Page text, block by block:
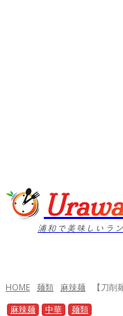
浦和で美味しいラ
HOME 麺類 麻辣麺
【刀
麻辣麺
中華 麺類